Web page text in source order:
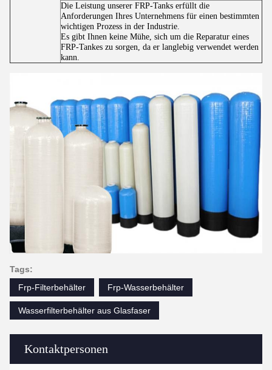
Kontaktpersonen
Die Leistung unserer FRP-Tanks erfüllt die
Anforderungen Ihres Unternehmens für einen bestimmten
wichtigen Prozess in der Industrie.
Es gibt Ihnen keine Mühe, sich um die Reparatur eines
FRP-Tankes zu sorgen, da er langlebig verwendet werden
kann.
Tags:
Frp-Filterbehälter
Frp-Wasserbehälter
Wasserfilterbehälter aus Glasfaser